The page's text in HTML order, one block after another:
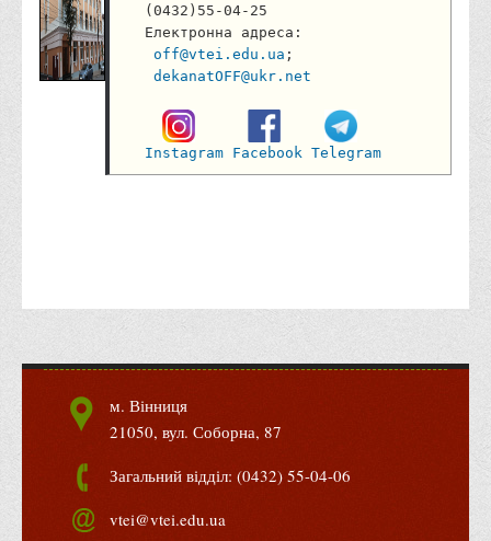
ТОП-20 кращих студентів 2017
Вступнику
Етапи вступної кампанії 2026
Розмір плати за надання освітніх послуг на 2026-2027 н.р.
Положення про апеляційну комісію
Порядок прийому
Правила прийому на навчання
(0432)55-04-25
Електронна адреса:
off@vtei.edu.ua ;
dekanatOFF@ukr.net
Instagram Facebook Telegram
м. Вінниця
21050, вул. Соборна, 87
Загальний відділ: (0432) 55-04-06
vtei@vtei.edu.ua